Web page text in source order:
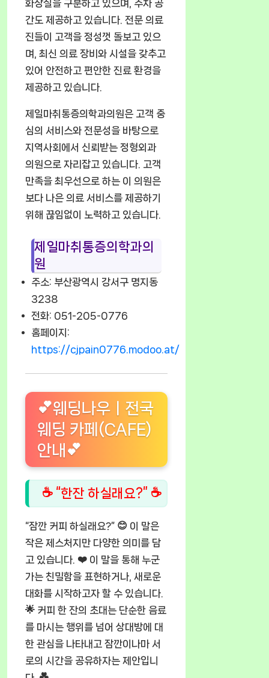
화장실을 구분하고 있으며, 주차 공
간도 제공하고 있습니다. 전문 의료
진들이 고객을 정성껏 돌보고 있으
며, 최신 의료 장비와 시설을 갖추고
있어 안전하고 편안한 진료 환경을
제공하고 있습니다.
제일마취통증의학과의원은 고객 중
심의 서비스와 전문성을 바탕으로
지역사회에서 신뢰받는 정형외과
의원으로 자리잡고 있습니다. 고객
만족을 최우선으로 하는 이 의원은
보다 나은 의료 서비스를 제공하기
위해 끊임없이 노력하고 있습니다.
제일마취통증의학과의
원
주소: 부산광역시 강서구 명지동
3238
전화: 051-205-0776
홈페이지:
https://cjpain0776.modoo.at/
💕웨딩나우ㅣ전국
웨딩 카페(CAFE)
안내💕
☕ “한잔 하실래요?” ☕
“잠깐 커피 하실래요?” 😊 이 말은
작은 제스처지만 다양한 의미를 담
고 있습니다. ❤️ 이 말을 통해 누군
가는 친밀함을 표현하거나, 새로운
대화를 시작하고자 할 수 있습니다.
🌟 커피 한 잔의 초대는 단순한 음료
를 마시는 행위를 넘어 상대방에 대
한 관심을 나타내고 잠깐이나마 서
로의 시간을 공유하자는 제안입니